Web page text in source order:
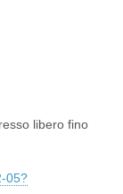
libero fino
05?